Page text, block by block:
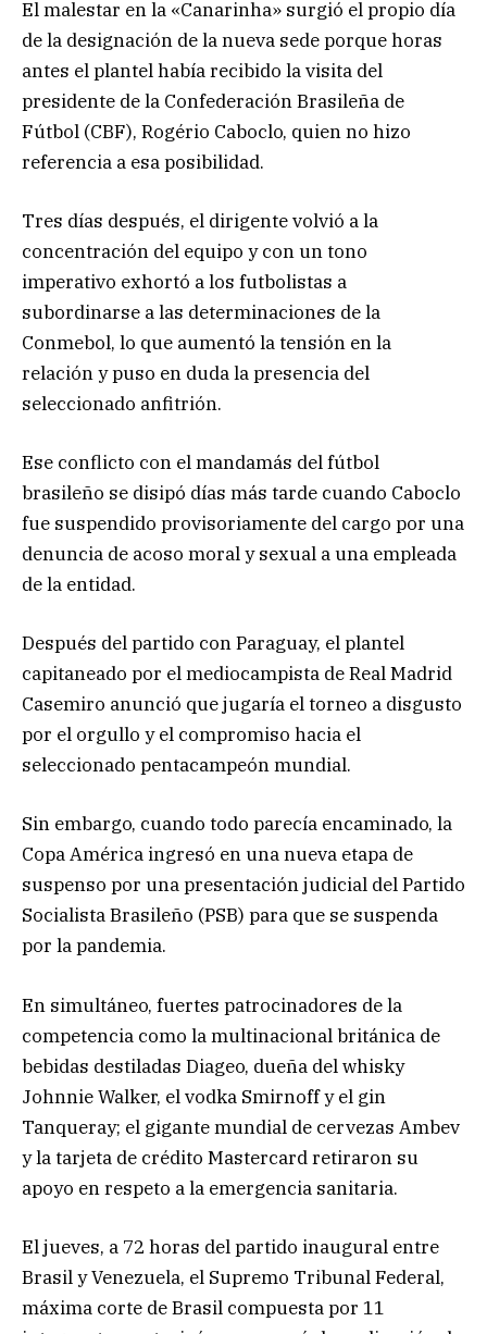
El malestar en la «Canarinha» surgió el propio día
de la designación de la nueva sede porque horas
antes el plantel había recibido la visita del
presidente de la Confederación Brasileña de
Fútbol (CBF), Rogério Caboclo, quien no hizo
referencia a esa posibilidad.
Tres días después, el dirigente volvió a la
concentración del equipo y con un tono
imperativo exhortó a los futbolistas a
subordinarse a las determinaciones de la
Conmebol, lo que aumentó la tensión en la
relación y puso en duda la presencia del
seleccionado anfitrión.
Ese conflicto con el mandamás del fútbol
brasileño se disipó días más tarde cuando Caboclo
fue suspendido provisoriamente del cargo por una
denuncia de acoso moral y sexual a una empleada
de la entidad.
Después del partido con Paraguay, el plantel
capitaneado por el mediocampista de Real Madrid
Casemiro anunció que jugaría el torneo a disgusto
por el orgullo y el compromiso hacia el
seleccionado pentacampeón mundial.
Sin embargo, cuando todo parecía encaminado, la
Copa América ingresó en una nueva etapa de
suspenso por una presentación judicial del Partido
Socialista Brasileño (PSB) para que se suspenda
por la pandemia.
En simultáneo, fuertes patrocinadores de la
competencia como la multinacional británica de
bebidas destiladas Diageo, dueña del whisky
Johnnie Walker, el vodka Smirnoff y el gin
Tanqueray; el gigante mundial de cervezas Ambev
y la tarjeta de crédito Mastercard retiraron su
apoyo en respeto a la emergencia sanitaria.
El jueves, a 72 horas del partido inaugural entre
Brasil y Venezuela, el Supremo Tribunal Federal,
máxima corte de Brasil compuesta por 11